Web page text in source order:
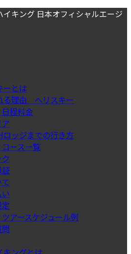
キング 日本オフィシャルエージ
ーとは
る理由＿ヘリスキー
程料金
ロッジまでの行き方
ース一覧
アースケジュール例